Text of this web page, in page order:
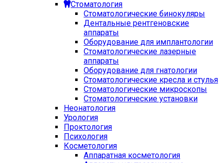
Стоматология
Стоматологические бинокуляры
Дентальные рентгеновские
аппараты
Оборудование для имплантологии
Стоматологические лазерные
аппараты
Оборудование для гнатологии
Стоматологические кресла и стулья
Стоматологические микроскопы
Стоматологические установки
Неонатология
Урология
Проктология
Психология
Косметология
Аппаратная косметология